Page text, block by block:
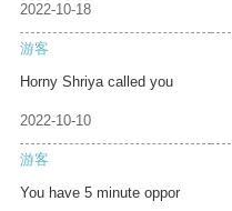
2022-10-18
游客
Horny Shriya called you
2022-10-10
游客
You have 5 minute oppor